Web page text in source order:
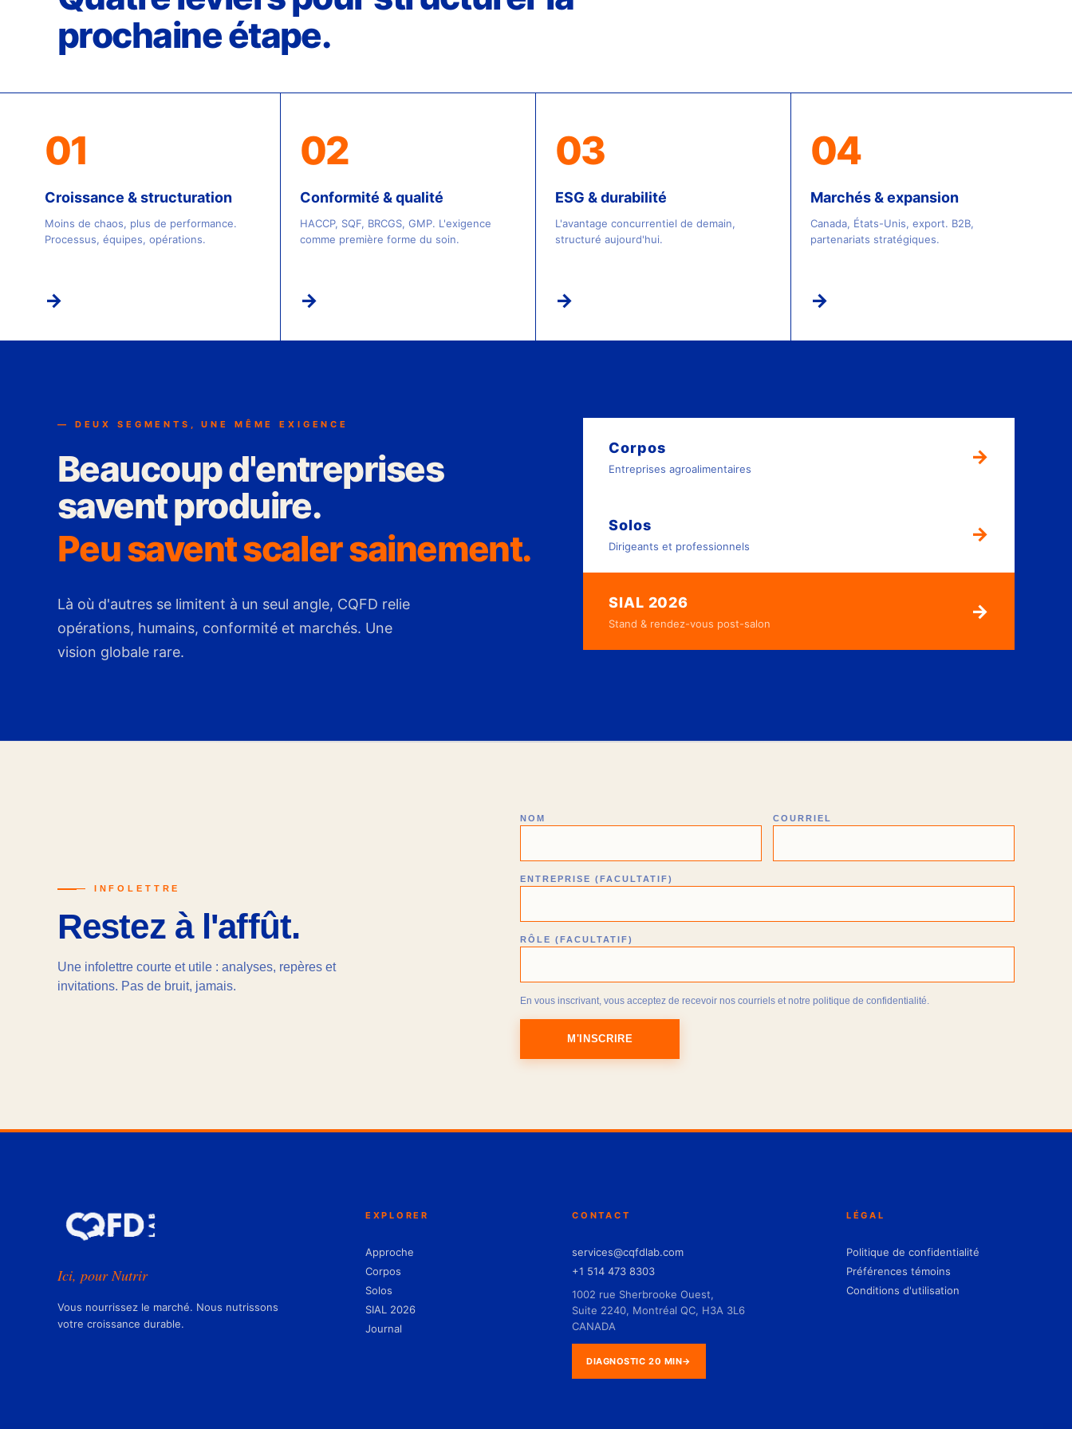
prochaine étape.
01
Croissance & structuration
Moins de chaos, plus de performance.
Processus, équipes, opérations.
→
02
Conformité & qualité
HACCP, SQF, BRCGS, GMP. L'exigence
comme première forme du soin.
→
03
ESG & durabilité
L'avantage concurrentiel de demain,
structuré aujourd'hui.
→
04
Marchés & expansion
Canada, États-Unis, export. B2B,
partenariats stratégiques.
→
— DEUX SEGMENTS, UNE MÊME EXIGENCE
Beaucoup d'entreprises
savent produire.
Peu savent scaler sainement.
Là où d'autres se limitent à un seul angle, CQFD relie
opérations, humains, conformité et marchés. Une
vision globale rare.
Corpos
Entreprises agroalimentaires
→
Solos
Dirigeants et professionnels
→
SIAL 2026
Stand & rendez-vous post-salon
→
— INFOLETTRE
Restez à l'affût.
Une infolettre courte et utile : analyses, repères et
invitations. Pas de bruit, jamais.
NOM COURRIEL
ENTREPRISE (FACULTATIF)
RÔLE (FACULTATIF)
En vous inscrivant, vous acceptez de recevoir nos courriels et notre politique de confidentialité.
M'INSCRIRE
Ici, pour Nutrir
Vous nourrissez le marché. Nous nutrissons
votre croissance durable.
EXPLORER
Approche
Corpos
Solos
SIAL 2026
Journal
CONTACT
services@cqfdlab.com
+1 514 473 8303
1002 rue Sherbrooke Ouest,
Suite 2240, Montréal QC, H3A 3L6
CANADA
DIAGNOSTIC 20 MIN→
LÉGAL
Politique de confidentialité
Préférences témoins
Conditions d'utilisation